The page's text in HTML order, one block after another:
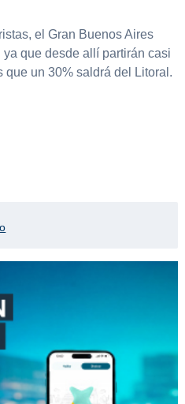
el Gran Buenos Aires
que desde allí partirán casi
que un 30% saldrá del Litoral.